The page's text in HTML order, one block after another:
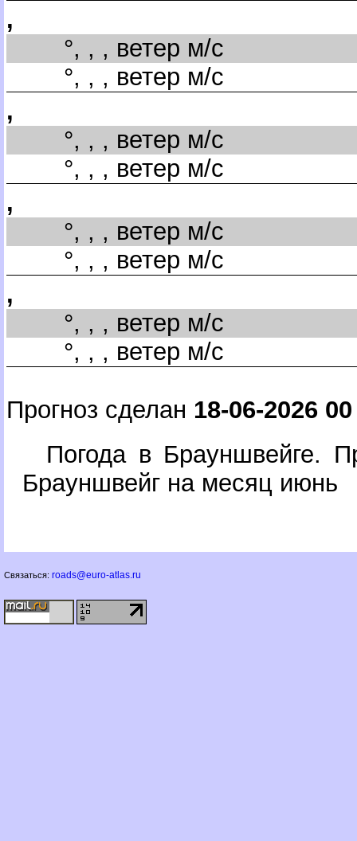
,
°, , , ветер м/с
°, , , ветер м/с
,
°, , , ветер м/с
°, , , ветер м/с
,
°, , , ветер м/с
°, , , ветер м/с
,
°, , , ветер м/с
°, , , ветер м/с
Прогноз сделан 18-06-2026
Погода в Брауншвейге.
Брауншвейг на месяц июнь
Связаться: roads@euro-atlas.ru